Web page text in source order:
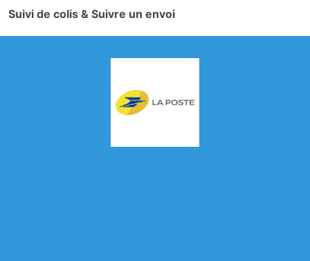
Suivi de colis & Suivre un envoi